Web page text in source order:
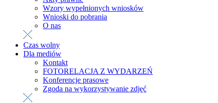
Wzory wypełnionych wniosków
Wnioski do pobrania
O nas
Czas wolny
Dla mediów
Kontakt
FOTORELACJA Z WYDARZEŃ
Konferencje prasowe
Zgoda na wykorzystywanie zdjęć